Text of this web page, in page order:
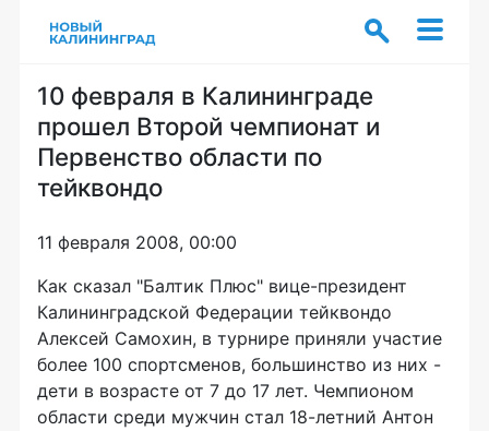
10 февраля в Калининграде
прошел Второй чемпионат и
Первенство области по
тейквондо
11 февраля 2008, 00:00
Как сказал "Балтик Плюс" вице-президент
Калининградской Федерации тейквондо
Алексей Самохин, в турнире приняли участие
более 100 спортсменов, большинство из них -
дети в возрасте от 7 до 17 лет. Чемпионом
области среди мужчин стал 18-летний Антон